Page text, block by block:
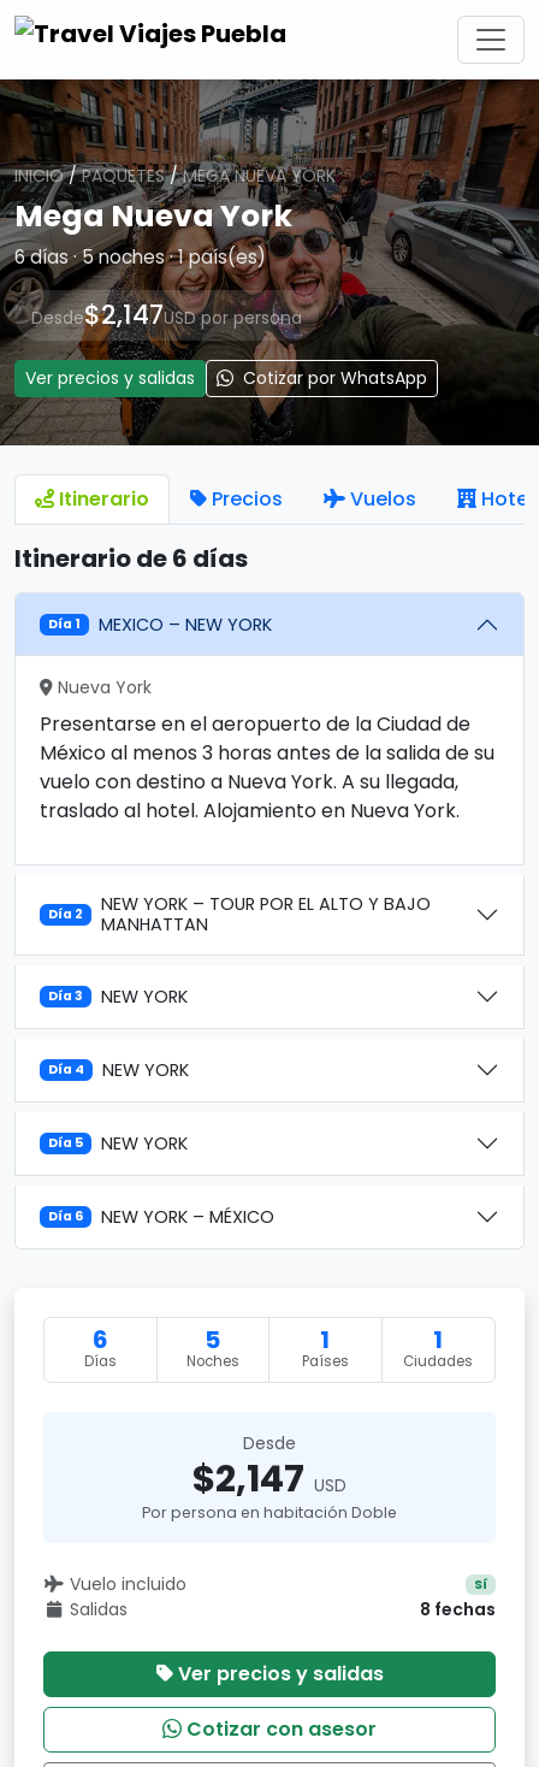
INICIO/PAQUETES/MEGA NUEVA YORK
Mega Nueva York
6 días · 5 noches · 1 país(es)
Desde$2,147USD por persona
Ver precios y salidas Cotizar por WhatsApp
Itinerario Precios Vuelos
Itinerario de 6 días
Día 1 MEXICO – NEW YORK
Nueva York
Presentarse en el aeropuerto de la Ciudad de
México al menos 3 horas antes de la salida de su
vuelo con destino a Nueva York. A su llegada,
traslado al hotel. Alojamiento en Nueva York.
Día 2
NEW YORK – TOUR POR EL ALTO Y BAJO
MANHATTAN
Día 3 NEW YORK
Día 4 NEW YORK
Día 5 NEW YORK
Día 6 NEW YORK – MÉXICO
6
Días
5
Noches
1
Países
1
Ciudades
Desde
$2,147 USD
Por persona en habitación Doble
Vuelo incluido Sí
Salidas 8 fechas
Ver precios y salidas
Cotizar con asesor